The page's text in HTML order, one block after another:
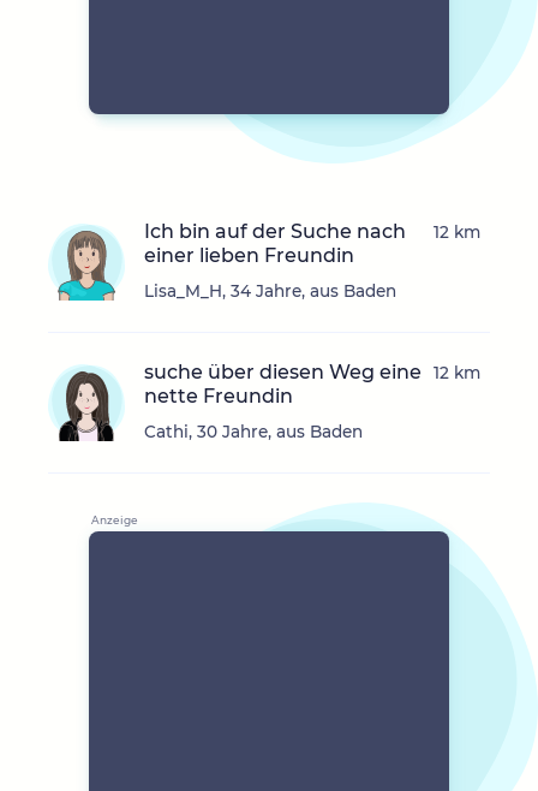
Ich bin auf der Suche nach
einer lieben Freundin
Lisa_M_H, 34 Jahre, aus Baden
12 km
suche über diesen Weg eine
nette Freundin
Cathi, 30 Jahre, aus Baden
12 km